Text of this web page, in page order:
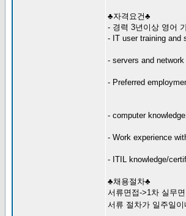
♣자격요건♣
- 경력 3년이상 영어
- IT user training and
- servers and
- Preferred
- computer
- Work experience
- ITIL knowledge/
♣채용절차♣
서류면접->1차 실무
서류 절차가 일주일